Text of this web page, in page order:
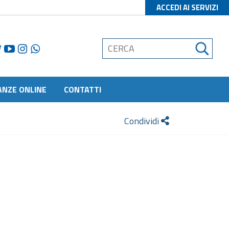
ACCEDI AI SERVIZI
ONLINE CONTATTI
Condividi